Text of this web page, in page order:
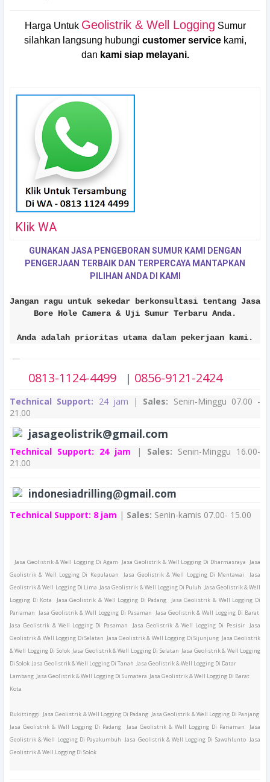
Harga Untuk Geolistrik & Well Logging Sumur
silahkan langsung hubungi customer servicekami,
dan kami siap melayani.
Klik WA
GUNAKAN JASA PENGEBORAN SUMUR KAMI DENGAN
PENGERJAAN TERBAIK DAN TERPERCAYA MANTAPKAN
PILIHAN ANDA DI KAMI
Jangan ragu untuk sekedar berkonsultasi tentang Jasa
Bore Hole Camera & Uji Sumur Terbaru Anda.
Anda adalah prioritas utama dalam pekerjaan kami.
0813-1124-4499 | 0856-9121-2424
Technical Support: 24 jam | Sales: Senin-Minggu 07.00 -
21.00
jasageolistrik@gmail.com
Technical Support: 24 jam | Sales: Senin-Minggu 16.00-
21.00
indonesiadrilling@gmail.com
Technical Support: 8 jam | Sales: Senin-kamis 07.00- 15.00
Jasa Geolistrik & Well Logging Di Agam Jasa Geolistrik & Well Logging Di Dharmasraya Jasa
Geolistrik & Well Logging Di Kepulauan Jasa Geolistrik & Well Logging Di Mentawai Jasa
Geolistrik & Well Logging Di Lima Jasa Geolistrik & Well Logging Di Puluh Jasa Geolistrik & Well
Logging Di Kota Jasa Geolistrik & Well Logging Di Padang Jasa Geolistrik & Well Logging Di
Pariaman Jasa Geolistrik & Well Logging Di Pasaman Jasa Geolistrik & Well Logging Di Barat
Jasa Geolistrik & Well Logging Di Pasaman Jasa Geolistrik & Well Logging Di Pesisir Jasa
Geolistrik & Well Logging Di Selatan Jasa Geolistrik & Well Logging Di Sijunjung Jasa Geolistrik
& Well Logging Di Solok Jasa Geolistrik & Well Logging Di Selatan Jasa Geolistrik & Well Logging
Di Solok Jasa Geolistrik & Well Logging Di Tanah Jasa Geolistrik & Well Logging Di Datar
Lambang Jasa Geolistrik & Well Logging Di Sumatera Jasa Geolistrik & Well Logging Di Barat
Kota
Bukittinggi Jasa Geolistrik & Well Logging Di Padang Jasa Geolistrik & Well Logging Di Panjang
Jasa Geolistrik & Well Logging Di Padang Jasa Geolistrik & Well Logging Di Pariaman Jasa
Geolistrik & Well Logging Di Payakumbuh Jasa Geolistrik & Well Logging Di Sawahlunto Jasa
Geolistrik & Well Logging Di Solok